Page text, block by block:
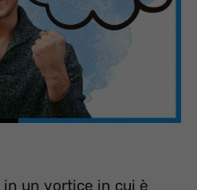
un vortice in cui è